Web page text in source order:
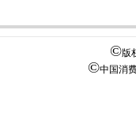
©版
©中国消